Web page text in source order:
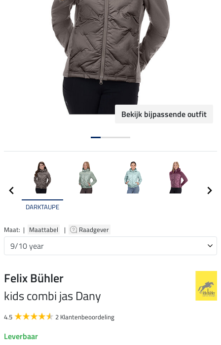
Bekijk bijpassende outfit
DARKTAUPE
Maat: | Maattabel | Raadgever
Felix Bühler
kids combi jas Dany
4.5 2 Klantenbeoordeling
Leverbaar